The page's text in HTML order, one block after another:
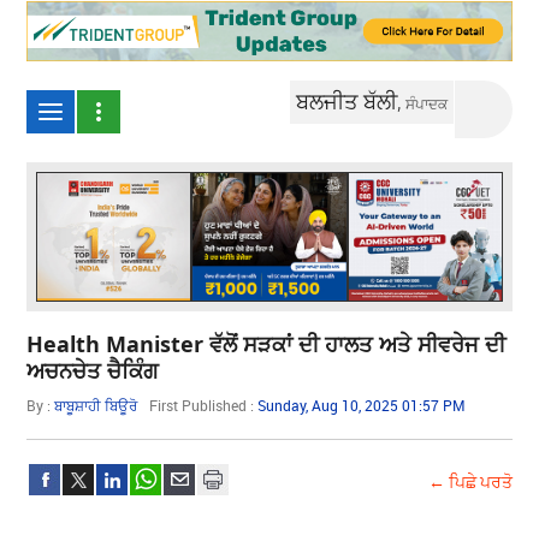
ਬਲਜੀਤ ਬੱਲੀ,ਸੰਪਾਦਕ
Health Manister ਵੱਲੋਂ ਸੜਕਾਂ ਦੀ ਹਾਲਤ ਅਤੇ ਸੀਵਰੇਜ ਦੀ
ਅਚਨਚੇਤ ਚੈਕਿੰਗ
By :ਬਾਬੂਸ਼ਾਹੀ ਬਿਊਰੋ First Published :Sunday, Aug 10, 2025 01:57 PM
← ਪਿਛੇ ਪਰਤੋ